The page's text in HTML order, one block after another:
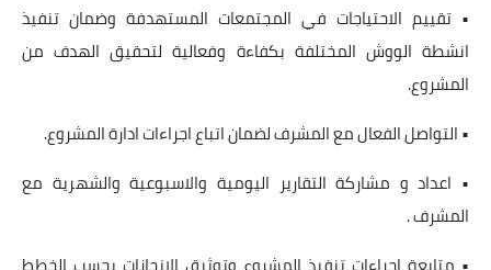
• تقييم الاحتياجات في المجتمعات المستهدفة وضمان تنفيذ
انشطة الووش المختلفة بكفاءة وفعالية لتحقيق الهدف من
المشروع.
• التواصل الفعال مع المشرف لضمان اتباع اجراءات ادارة المشروع.
• اعداد و مشاركة التقارير اليومية والاسبوعية والشهرية مع
المشرف .